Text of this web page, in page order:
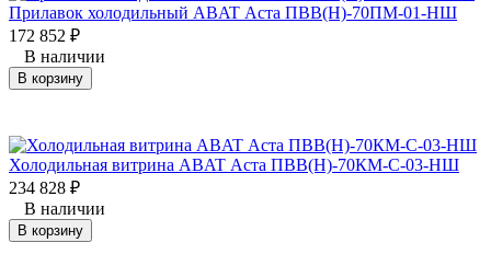
Прилавок холодильный ABAT Аста ПВВ(Н)-70ПМ-01-НШ
172 852 ₽
В наличии
В корзину
Холодильная витрина ABAT Аста ПВВ(Н)-70КМ-С-03-НШ
234 828 ₽
В наличии
В корзину